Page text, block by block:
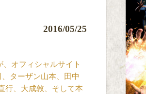
2016/05/25
オフィシャルサイト
ターザン山本、田中
行、大成敦、そして本